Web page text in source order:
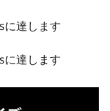
に達します
に達します